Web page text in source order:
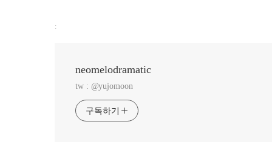
:
neomelodramatic
tw : @yujomoon
구독하기